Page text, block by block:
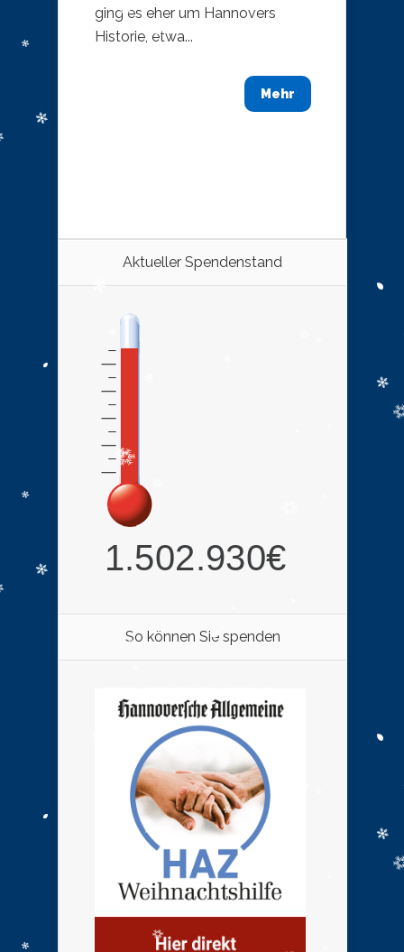
ging es eher um Hannovers
Historie, etwa...
Mehr
Aktueller Spendenstand
So können Sie spenden